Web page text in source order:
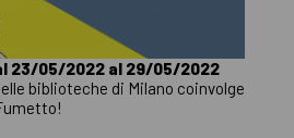
23/05/2022 al 29/05/2022
biblioteche di Milano coinvolge